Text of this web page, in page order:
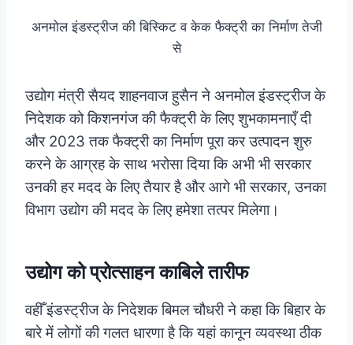
अनमोल इंडस्ट्रीज की बिस्किट व केक फैक्ट्री का निर्माण तेजी
से
उद्योग मंत्री सैयद शाहनवाज हुसैन ने अनमोल इंडस्ट्रीज के
निदेशक को किशनगंज की फैक्ट्री के लिए शुभकामनाएँ दी
और 2023 तक फैक्ट्री का निर्माण पूरा कर उत्पादन शुरु
करने के आग्रह के साथ भरोसा दिया कि अभी भी सरकार
उनकी हर मदद के लिए तैयार है और आगे भी सरकार, उनका
विभाग उद्योग की मदद के लिए हमेशा तत्पर मिलेगा।
उद्योग को प्रोत्साहन काबिले तारीफ
वहीँ इंडस्ट्रीज के निदेशक बिमल चौधरी ने कहा कि बिहार के
बारे में लोगों की गलत धारणा है कि यहां कानून व्यवस्था ठीक